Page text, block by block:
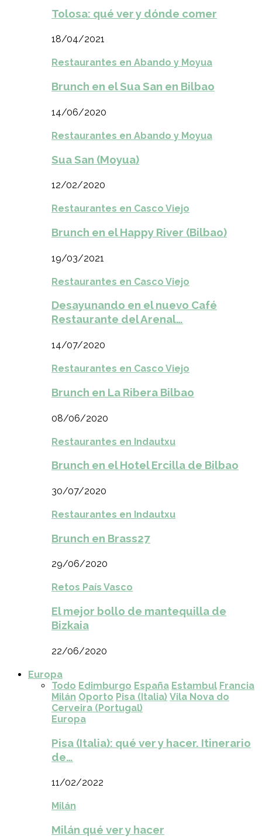
Tolosa: qué ver y dónde comer
18/04/2021
Restaurantes en Abando y Moyua
Brunch en el Sua San en Bilbao
14/06/2020
Restaurantes en Abando y Moyua
Sua San (Moyua)
12/02/2020
Restaurantes en Casco Viejo
Brunch en el Happy River (Bilbao)
19/03/2021
Restaurantes en Casco Viejo
Desayunando en el nuevo Café
Restaurante del Arenal…
14/07/2020
Restaurantes en Casco Viejo
Brunch en La Ribera Bilbao
08/06/2020
Restaurantes en Indautxu
Brunch en el Hotel Ercilla de Bilbao
30/07/2020
Restaurantes en Indautxu
Brunch en Brass27
29/06/2020
Retos País Vasco
El mejor bollo de mantequilla de
Bizkaia
22/06/2020
Europa
Todo Edimburgo España Estambul Francia
Milán Oporto Pisa (Italia) Vila Nova do
Cerveira (Portugal)
Europa
Pisa (Italia): qué ver y hacer. Itinerario
de…
11/02/2022
Milán
Milán qué ver y hacer